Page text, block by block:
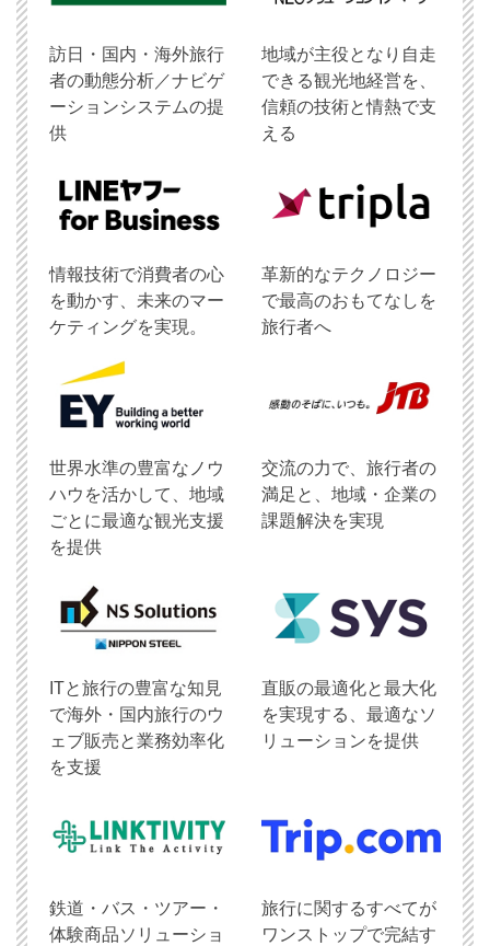
訪日・国内・海外旅行
者の動態分析／ナビゲ
ーションシステムの提
供
地域が主役となり自走
できる観光地経営を、
信頼の技術と情熱で支
える
情報技術で消費者の心
を動かす、未来のマー
ケティングを実現。
革新的なテクノロジー
で最高のおもてなしを
旅行者へ
世界水準の豊富なノウ
ハウを活かして、地域
ごとに最適な観光支援
を提供
交流の力で、旅行者の
満足と、地域・企業の
課題解決を実現
ITと旅行の豊富な知見
で海外・国内旅行のウ
ェブ販売と業務効率化
を支援
直販の最適化と最大化
を実現する、最適なソ
リューションを提供
鉄道・バス・ツアー・
体験商品ソリューショ
旅行に関するすべてが
ワンストップで完結す